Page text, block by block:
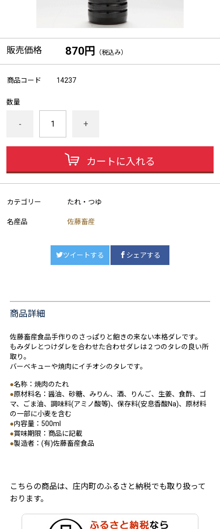
販売価格 870円 （税込み）
商品コード 14237
数量
- +
カートに入れる
カテゴリー たれ・つゆ
名産品 佐藤畜産
ツイートする シェアする
商品詳細
佐藤畜産食品手作りのさっぱりと飽きの来ない本格ダレです。
もみダレとつけダレを合わせた合わせダレは２つのタレの良い所
取り。
バーベキューや焼肉にイチオシのタレです。
●名称：焼肉のたれ
●原材料名：醤油、砂糖、みりん、酒、りんご、生姜、食酢、ゴ
マ、ごま油、調味料(アミノ酸等)、保存料(安息香酸Na)、原材料
の一部に小麦を含む
●内容量：500ml
●賞味期限：商品に記載
●製造者：(有)佐藤畜産食品
こちらの商品は、庄内町のふるさと納税でも取り扱って
おります。